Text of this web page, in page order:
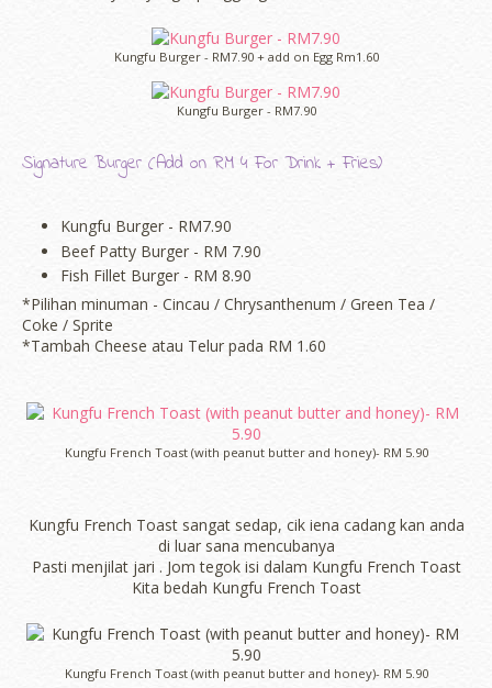
Kungfu Burger - RM7.90 + add on Egg Rm1.60
Kungfu Burger - RM7.90
Signature Burger (Add on RM 4 For Drink + Fries)
Kungfu Burger - RM7.90
Beef Patty Burger - RM 7.90
Fish Fillet Burger - RM 8.90
*Pilihan minuman - Cincau / Chrysanthenum / Green Tea /
Coke / Sprite
*Tambah Cheese atau Telur pada RM 1.60
Kungfu French Toast (with peanut butter and honey)- RM 5.90
Kungfu French Toast sangat sedap, cik iena cadang kan anda
di luar sana mencubanya
Pasti menjilat jari . Jom tegok isi dalam Kungfu French Toast
Kita bedah Kungfu French Toast
Kungfu French Toast (with peanut butter and honey)- RM 5.90